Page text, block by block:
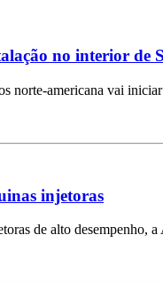
no interior de
norte-americana vai
injetoras
de alto desempenho,